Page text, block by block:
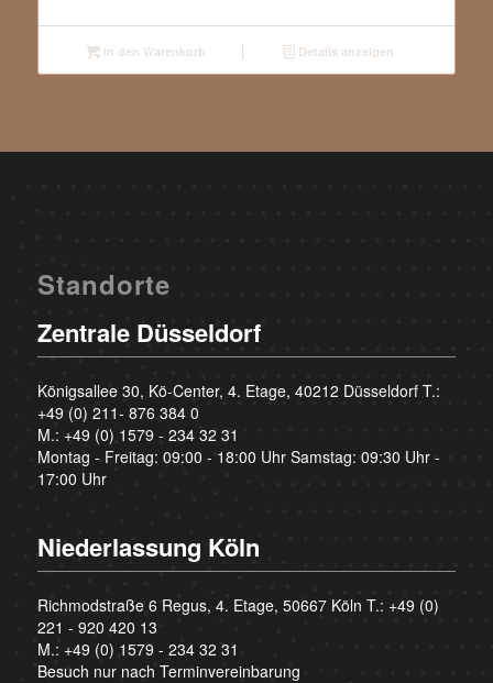
In den Warenkorb Details anzeigen
Standorte
Zentrale Düsseldorf
Königsallee 30, Kö-Center, 4. Etage, 40212 Düsseldorf T.:
+49 (0) 211- 876 384 0
M.: +49 (0) 1579 - 234 32 31
Montag - Freitag: 09:00 - 18:00 Uhr Samstag: 09:30 Uhr -
17:00 Uhr
Niederlassung Köln
Richmodstraße 6 Regus, 4. Etage, 50667 Köln T.: +49 (0)
221 - 920 420 13
M.: +49 (0) 1579 - 234 32 31
Besuch nur nach Terminvereinbarung